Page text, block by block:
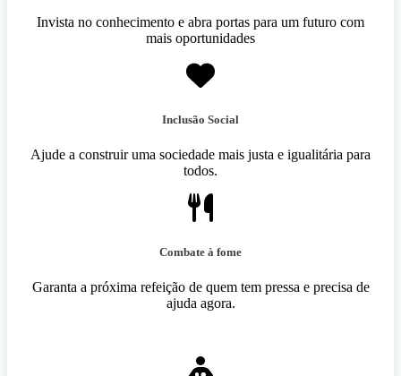
Invista no conhecimento e abra portas para um futuro com
mais oportunidades
Inclusão Social
Ajude a construir uma sociedade mais justa e igualitária para
todos.
Combate à fome
Garanta a próxima refeição de quem tem pressa e precisa de
ajuda agora.